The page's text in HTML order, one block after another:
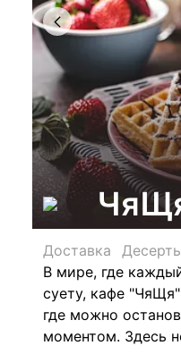
Доставка
В мире, где
суету, кафе
где можно
моментом. Здесь